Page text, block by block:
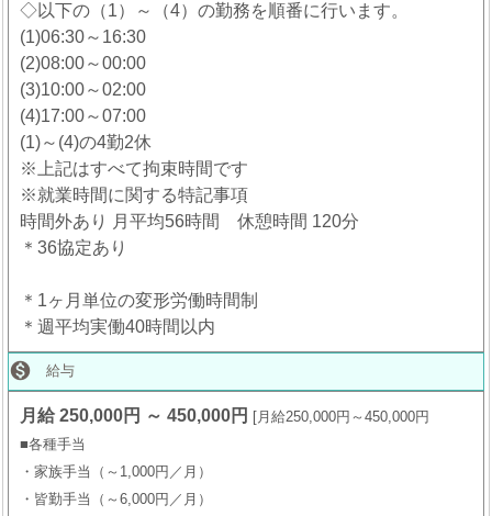
◇以下の（1）～（4）の勤務を順番に行います。
(1)06:30～16:30
(2)08:00～00:00
(3)10:00～02:00
(4)17:00～07:00
(1)～(4)の4勤2休
※上記はすべて拘束時間です
※就業時間に関する特記事項
時間外あり 月平均56時間 休憩時間 120分
＊36協定あり
＊1ヶ月単位の変形労働時間制
＊週平均実働40時間以内
 給与
月給 250,000円 ～ 450,000円
月給250,000円～450,000円
■各種手当
・家族手当（～1,000円／月）
・皆勤手当（～6,000円／月）